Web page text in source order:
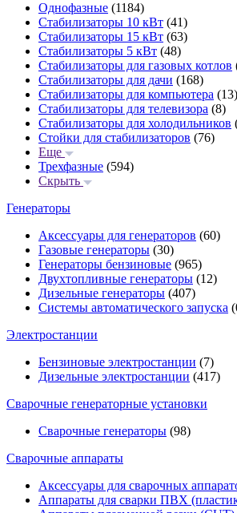
Однофазные (1184)
Стабилизаторы 10 кВт (41)
Стабилизаторы 15 кВт (63)
Стабилизаторы 5 кВт (48)
Стабилизаторы для газовых котлов
Стабилизаторы для дачи (168)
Стабилизаторы для компьютера (13)
Стабилизаторы для телевизора (8)
Стабилизаторы для холодильников
Стойки для стабилизаторов (76)
Еще
Трехфазные (594)
Скрыть
Генераторы
Аксессуары для генераторов (60)
Газовые генераторы (30)
Генераторы бензиновые (965)
Двухтопливные генераторы (12)
Дизельные генераторы (407)
Системы автоматического запуска
Электростанции
Бензиновые электростанции (7)
Дизельные электростанции (417)
Сварочные генераторные установки
Сварочные генераторы (98)
Сварочные аппараты
Аксессуары для сварочных
Аппараты для сварки ПВХ